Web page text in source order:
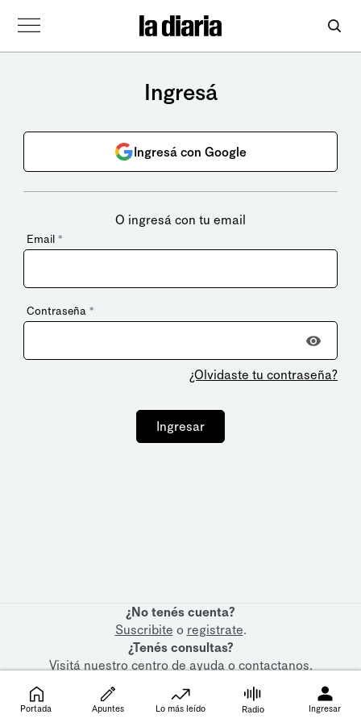
Ingresá
Ingresá con Google
O ingresá con tu email
Email *
Contraseña *
¿Olvidaste tu contraseña?
Ingresar
¿No tenés cuenta?
Suscribite o registrate.
¿Tenés consultas?
Visitá nuestrocentro de ayudaocontactanos.
Portada Apuntes Lo más leído Radio Ingresar